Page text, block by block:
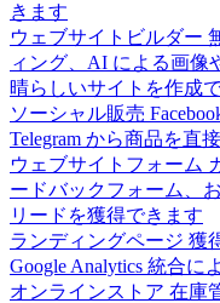
きます
ウェブサイトビルダー
ィング、AI による画像
晴らしいサイトを作成
ソーシャル販売
Telegram から商品を直
ウェブサイトフォーム
ードバックフォーム、
リードを獲得できます
ランディングページ 獲
Google Analytics 統合に
オンラインストア 在庫